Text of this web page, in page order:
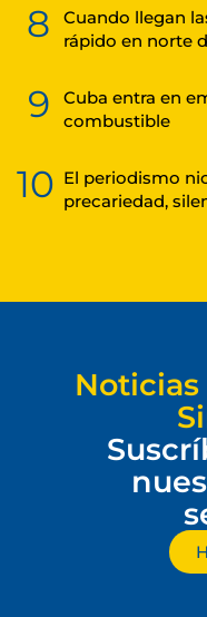
8
Cuando llegan
rápido en norte
9
Cuba entra en
combustible
10 El periodismo
precariedad,